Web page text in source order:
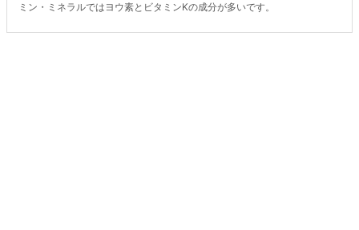
ミン・ミネラルではヨウ素とビタミンKの成分が多いです。